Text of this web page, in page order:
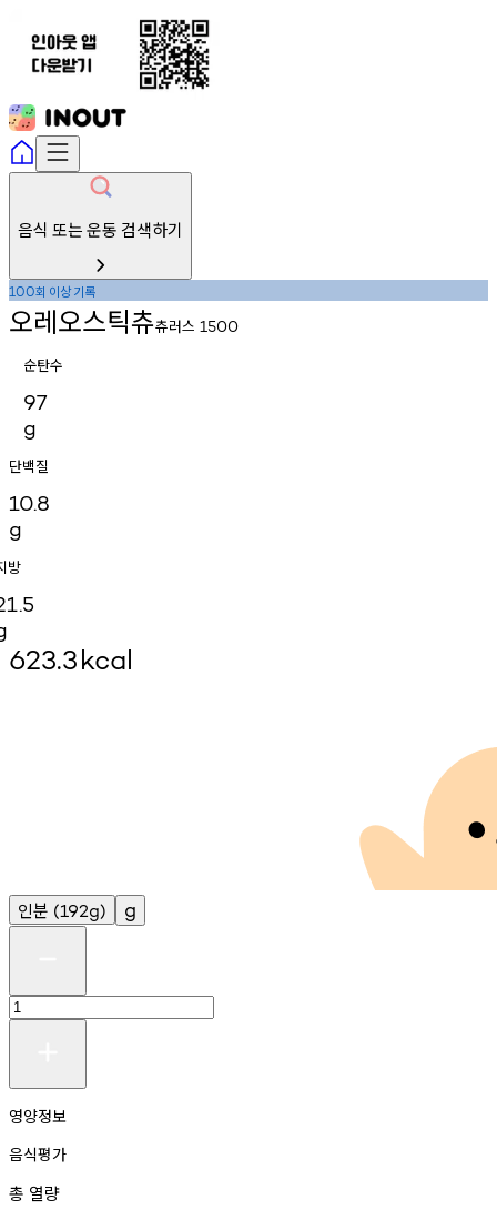
음식 또는 운동 검색하기
100회 이상기록
오레오스틱츄츄러스 1500
순탄수
97
g
단백질
10.8
g
방
623.3kcal
인분 (192g) g
영양정보
음식평가
총 열량